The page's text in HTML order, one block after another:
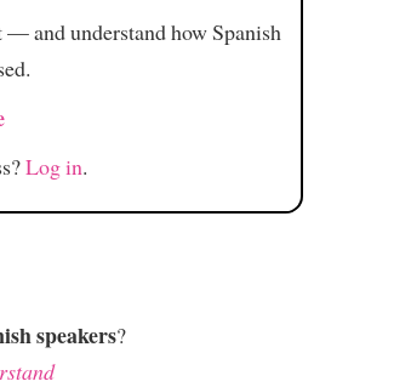
and understand how Spanish
Log in.
speakers?